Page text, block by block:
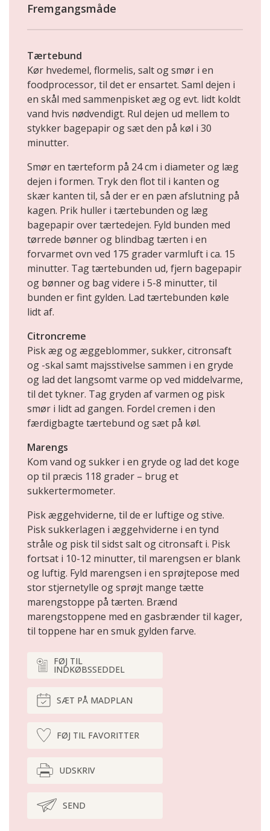
Fremgangsmåde
Tærtebund
Kør hvedemel, flormelis, salt og smør i en
foodprocessor, til det er ensartet. Saml dejen i
en skål med sammenpisket æg og evt. lidt koldt
vand hvis nødvendigt. Rul dejen ud mellem to
stykker bagepapir og sæt den på køl i 30
minutter.
Smør en tærteform på 24 cm i diameter og læg
dejen i formen. Tryk den flot til i kanten og
skær kanten til, så der er en pæn afslutning på
kagen. Prik huller i tærtebunden og læg
bagepapir over tærtedejen. Fyld bunden med
tørrede bønner og blindbag tærten i en
forvarmet ovn ved 175 grader varmluft i ca. 15
minutter. Tag tærtebunden ud, fjern bagepapir
og bønner og bag videre i 5-8 minutter, til
bunden er fint gylden. Lad tærtebunden køle
lidt af.
Citroncreme
Pisk æg og æggeblommer, sukker, citronsaft
og -skal samt majsstivelse sammen i en gryde
og lad det langsomt varme op ved middelvarme,
til det tykner. Tag gryden af varmen og pisk
smør i lidt ad gangen. Fordel cremen i den
færdigbagte tærtebund og sæt på køl.
Marengs
Kom vand og sukker i en gryde og lad det koge
op til præcis 118 grader – brug et
sukkertermometer.
Pisk æggehviderne, til de er luftige og stive.
Pisk sukkerlagen i æggehviderne i en tynd
stråle og pisk til sidst salt og citronsaft i. Pisk
fortsat i 10-12 minutter, til marengsen er blank
og luftig. Fyld marengsen i en sprøjtepose med
stor stjernetylle og sprøjt mange tætte
marengstoppe på tærten. Brænd
marengstoppene med en gasbrænder til kager,
til toppene har en smuk gylden farve.
FØJ TIL
INDKØBSSEDDEL
SÆT PÅ MADPLAN
FØJ TIL FAVORITTER
UDSKRIV
SEND